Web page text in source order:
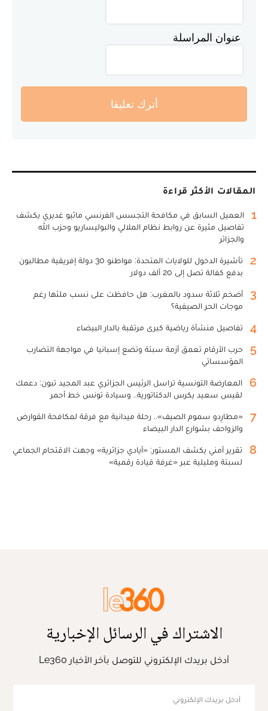
عنوان المراسلة
أترك تعليقا
المقالات الأكثر قراءة
1
العميل السابق في مكافحة التجسس الفرنسي ماثيو غديري يكشف
تفاصيل مثيرة عن روابط نظام الملالي والبوليساريو وحزب الله
والجزائر
2
تأشيرة الدخول للولايات المتحدة: مواطنو 30 دولة إفريقية مطالبون
بدفع كفالة تصل إلى 20 ألف دولار
3
أضخم ثلاثة سدود بالمغرب: هل حافظت على نسب ملئها رغم
موجات الحر الصيفية؟
4 تفاصيل منشأة رياضية كبرى مرتقبة بالدار البيضاء
5
حرب الأرقام تعمق أزمة سبتة وتضع إسبانيا في مواجهة التضارب
المؤسساتي
6
المعارضة التونسية تراسل الرئيس الجزائري عبد المجيد تبون: دعمك
لقيس سعيد يكرس الدكتاتورية.. وسيادة تونس خط أحمر
7
«مطارِدو سموم الصيف».. رحلة ميدانية مع فرقة لمكافحة القوارض
والزواحف بشوارع الدار البيضاء
8
تقرير أمني يكشف المستور: «أيادي جزائرية» وجهت الاقتحام الجماعي
لسبتة ومليلية عبر «غرفة قيادة رقمية»
الاشتراك في الرسائل الإخبارية
أدخل بريدك الإلكتروني للتوصل بآخر الأخبار Le360